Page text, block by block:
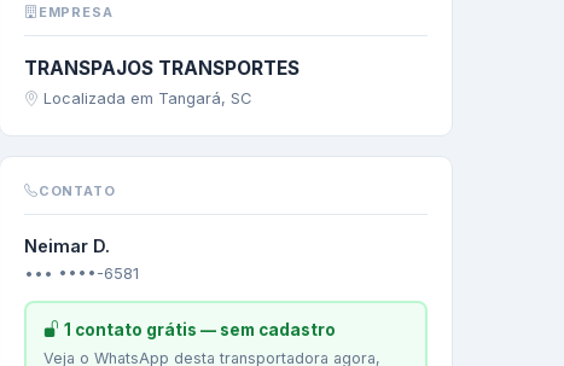
—MDF
EMPRESA
TRANSPAJOS TRANSPORTES
Localizada em Tangará, SC
CONTATO
Neimar D.
••• ••••-6581
1 contato grátis — sem cadastro
Veja o WhatsApp desta transportadora agora,